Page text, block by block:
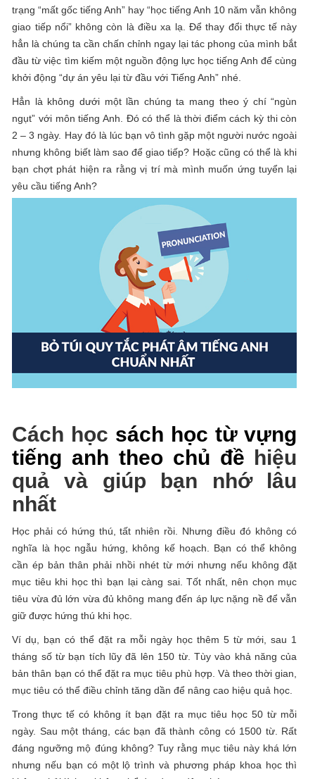
trạng “mất gốc tiếng Anh” hay “học tiếng Anh 10 năm vẫn không
giao tiếp nổi” không còn là điều xa lạ. Để thay đổi thực tế này
hẳn là chúng ta cần chấn chỉnh ngay lại tác phong của mình bắt
đầu từ việc tìm kiếm một nguồn động lực học tiếng Anh để cùng
khởi động “dự án yêu lại từ đầu với Tiếng Anh” nhé.
Hẳn là không dưới một lần chúng ta mang theo ý chí “ngùn
ngụt” với môn tiếng Anh. Đó có thể là thời điểm cách kỳ thi còn
2 – 3 ngày. Hay đó là lúc bạn vô tình gặp một người nước ngoài
nhưng không biết làm sao để giao tiếp? Hoặc cũng có thể là khi
bạn chợt phát hiện ra rằng vị trí mà mình muốn ứng tuyển lại
yêu cầu tiếng Anh?
Cách học sách học từ vựng
tiếng anh theo chủ đề hiệu
quả và giúp bạn nhớ lâu
nhất
Học phải có hứng thú, tất nhiên rồi. Nhưng điều đó không có
nghĩa là học ngẫu hứng, không kế hoạch. Bạn có thể không
cần ép bản thân phải nhồi nhét từ mới nhưng nếu không đặt
mục tiêu khi học thì bạn lại càng sai. Tốt nhất, nên chọn mục
tiêu vừa đủ lớn vừa đủ không mang đến áp lực nặng nề để vẫn
giữ được hứng thú khi học.
Ví dụ, bạn có thể đặt ra mỗi ngày học thêm 5 từ mới, sau 1
tháng số từ bạn tích lũy đã lên 150 từ. Tùy vào khả năng của
bản thân bạn có thể đặt ra mục tiêu phù hợp. Và theo thời gian,
mục tiêu có thể điều chỉnh tăng dần để nâng cao hiệu quả học.
Trong thực tế có không ít bạn đặt ra mục tiêu học 50 từ mỗi
ngày. Sau một tháng, các bạn đã thành công có 1500 từ. Rất
đáng ngưỡng mộ đúng không? Tuy rằng mục tiêu này khá lớn
nhưng nếu bạn có một lộ trình và phương pháp khoa học thì